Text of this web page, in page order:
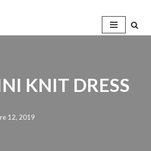
KNIT DRESS
12, 2019